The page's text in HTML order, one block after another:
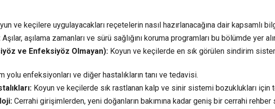
ve keçilere uygulayacakları reçetelerin nasıl hazırlanacağına dair kapsamlı
Aşılar, aşılama zamanları ve sürü sağlığını koruma programları bu bölümde yer
ve Enfeksiyöz Olmayan): Koyun ve keçilerde en sık görülen sindirim
yolu enfeksiyonları ve diğer hastalıkların tanı ve tedavisi.
Koyun ve keçilerde sık rastlanan kalp ve sinir sistemi bozuklukları için
Cerrahi girişimlerden, yeni doğanların bakımına kadar geniş bir cerrahi rehber